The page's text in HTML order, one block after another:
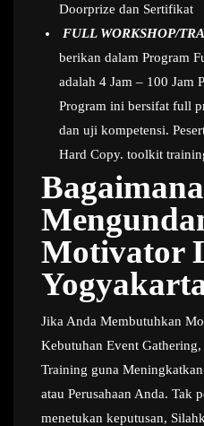
Doorprize dan Sertifikat
FULL WORKSHOP/
berikan dalam Program
adalah 4 Jam – 100 Jam
Program ini bersifat full
dan uji kompetensi.
Hard Copy. toolkit
Motivator
Jika Anda Membutuhkan
Kebutuhan Event
Training guna
atau Perusahaan Anda. Tak
menetukan keputusan,